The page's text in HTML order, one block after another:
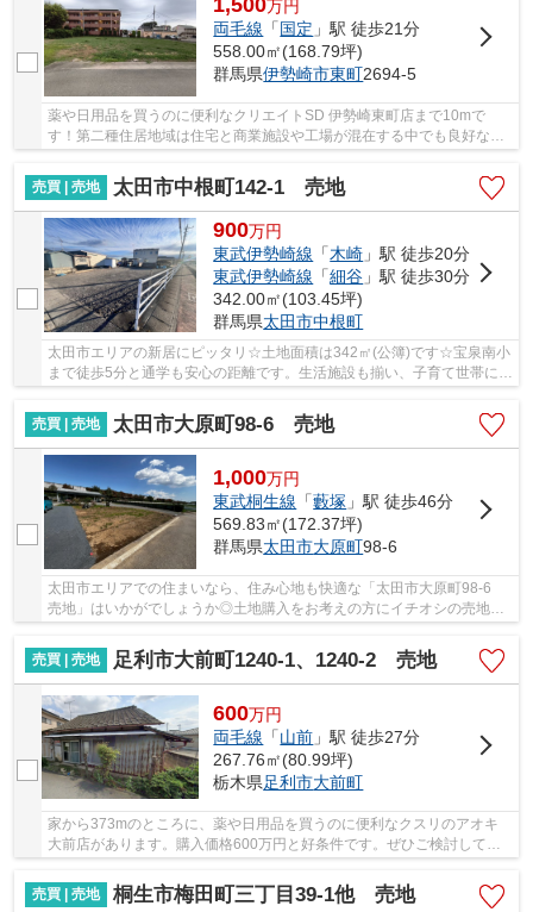
1,500万円
両毛線 「国定 」駅 徒歩21分
558.00㎡(168.79坪)
群馬県伊勢崎市東町2694-5
薬や日用品を買うのに便利なクリエイトSD 伊勢崎東町店まで10mで
す！第二種住居地域は住宅と商業施設や工場が混在する中でも良好な住
売買 | 売地
太田市中根町142-1 売地
900万円
東武伊勢崎線 「木崎 」駅 徒歩20分
東武伊勢崎線 「細谷 」駅 徒歩30分
342.00㎡(103.45坪)
群馬県太田市中根町
太田市エリアの新居にピッタリ☆土地面積は342㎡(公簿)です☆宝泉南小
まで徒歩5分と通学も安心の距離です。生活施設も揃い、子育て世帯にう
れしい住環境が整っています。太田市で土地を...
売買 | 売地
太田市大原町98-6 売地
1,000万円
東武桐生線 「藪塚 」駅 徒歩46分
569.83㎡(172.37坪)
群馬県太田市大原町98-6
太田市エリアでの住まいなら、住み心地も快適な「太田市大原町98-6
売地」はいかがでしょうか◎土地購入をお考えの方にイチオシの売地が
こちらです◎平坦地なので周辺に坂道がなく買い...
売買 | 売地
足利市大前町1240-1、1240-2 売地
600万円
両毛線 「山前 」駅 徒歩27分
267.76㎡(80.99坪)
栃木県足利市大前町
家から373mのところに、薬や日用品を買うのに便利なクスリのアオキ
大前店があります。購入価格600万円と好条件です。ぜひご検討してみ
てはいかがでしょうか。足利市エリアのお薦め土...
売買 | 売地
桐生市梅田町三丁目39-1他 売地